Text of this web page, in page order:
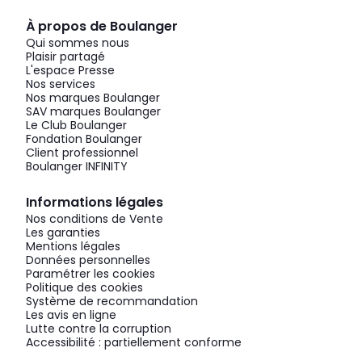
À propos de Boulanger
Qui sommes nous
Plaisir partagé
L'espace Presse
Nos services
Nos marques Boulanger
SAV marques Boulanger
Le Club Boulanger
Fondation Boulanger
Client professionnel
Boulanger INFINITY
Informations légales
Nos conditions de Vente
Les garanties
Mentions légales
Données personnelles
Paramétrer les cookies
Politique des cookies
Système de recommandation
Les avis en ligne
Lutte contre la corruption
Accessibilité : partiellement conforme